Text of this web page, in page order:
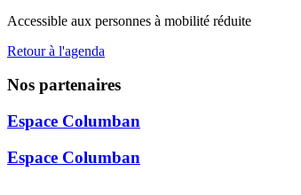
Accessible aux personnes à mobilité réduite
Retour à l'agenda
Nos partenaires
Espace Columban
Espace Columban